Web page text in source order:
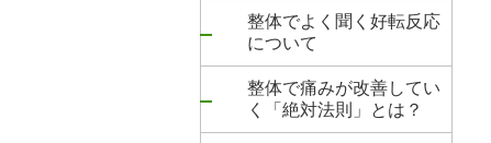
整体でよく聞く好転反応
について
整体で痛みが改善してい
く「絶対法則」とは？